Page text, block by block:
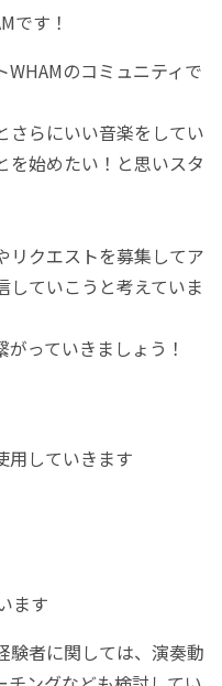
です！
のコミュニティで
さらにいい音楽をしてい
を始めたい！と思いスタ
リクエストを募集してア
していこうと考えていま
っていきましょう！
用していきます
ます
験者に関しては、演奏動